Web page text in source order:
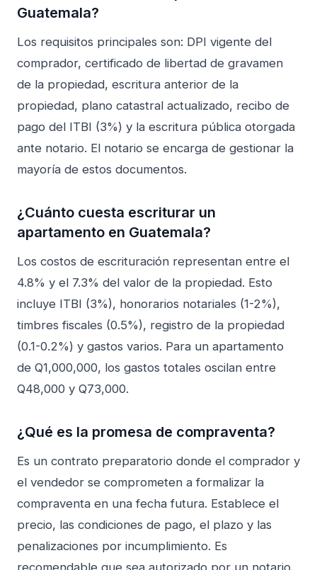
Guatemala?
Los requisitos principales son: DPI vigente del
comprador, certificado de libertad de gravamen
de la propiedad, escritura anterior de la
propiedad, plano catastral actualizado, recibo de
pago del ITBI (3%) y la escritura pública otorgada
ante notario. El notario se encarga de gestionar la
mayoría de estos documentos.
¿Cuánto cuesta escriturar un
apartamento en Guatemala?
Los costos de escrituración representan entre el
4.8% y el 7.3% del valor de la propiedad. Esto
incluye ITBI (3%), honorarios notariales (1-2%),
timbres fiscales (0.5%), registro de la propiedad
(0.1-0.2%) y gastos varios. Para un apartamento
de Q1,000,000, los gastos totales oscilan entre
Q48,000 y Q73,000.
¿Qué es la promesa de compraventa?
Es un contrato preparatorio donde el comprador y
el vendedor se comprometen a formalizar la
compraventa en una fecha futura. Establece el
precio, las condiciones de pago, el plazo y las
penalizaciones por incumplimiento. Es
recomendable que sea autorizado por un notario.